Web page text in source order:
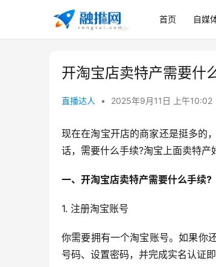
首页 自媒
开淘宝店卖特产需要什
直播达人 • 2025年9月11日 上午10:02
现在在淘宝开店的商家还是挺多的
话，需要什么手续?淘宝上面卖特产
一、开淘宝店卖特产需要什么手续?
1. 注册淘宝账号
你需要拥有一个淘宝账号。如果你
号码、设置密码，并完成实名认证即